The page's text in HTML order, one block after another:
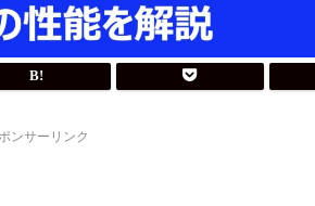
ンサーリンク